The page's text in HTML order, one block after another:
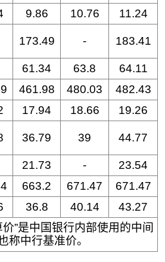
9.86 10.76
11.24
173.49 - 183.41
61.34 63.8
64.11
461.98 480.03
482.43
17.94 18.66
19.26
36.79 39 44.77
21.73 -
23.54
663.2 671.47
671.47
36.8 40.14
43.27
”是中国银行内部使用的中间
称中行基准价。